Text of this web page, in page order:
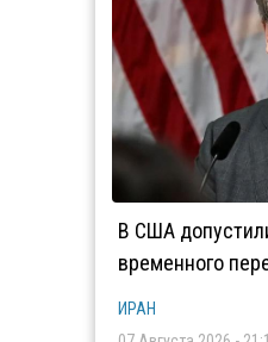
В США
временного
ИРАН